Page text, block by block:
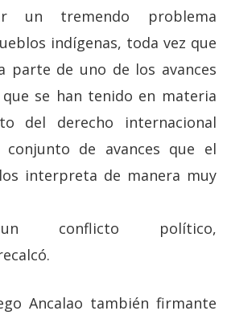
un tremendo problema
indígenas, toda vez que
parte de uno de los avances
que se han tenido en materia
del derecho internacional
de avances que el
interpreta de manera muy
un conflicto político,
Ancalao también firmante